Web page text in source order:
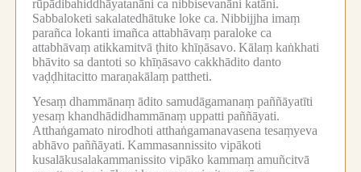
rūpādibahiddhāyatanāni ca nibbisevanāni katāni.
Sabbaloketi sakalatedhātuke loke ca. Nibbijjha imaṃ
parañca lokanti imañca attabhāvaṃ paraloke ca
attabhāvaṃ atikkamitvā ṭhito khīṇāsavo. Kālaṃ kaṅkhati
bhāvito sa dantoti so khīṇāsavo cakkhādito danto
vaḍḍhitacitto maraṇakālaṃ pattheti.
Yesaṃ dhammānaṃ ādito samudāgamanaṃ paññāyatīti
yesaṃ khandhādidhammānaṃ uppatti paññāyati.
Atthaṅgamato nirodhoti atthaṅgamanavasena tesaṃyeva
abhāvo paññāyati. Kammasannissito vipākoti
kusalākusalakammanissito vipāko kammaṃ amuñcitvā